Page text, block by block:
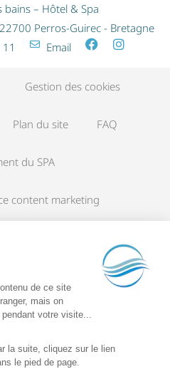
bains – Hôtel & Spa
Perros-Guirec - Bretagne
Email
Gestion des cookies
Plan du site FAQ
du SPA
content marketing
Guirec
Chaque hôtel Best Western ® est
propriétaire indépendant.